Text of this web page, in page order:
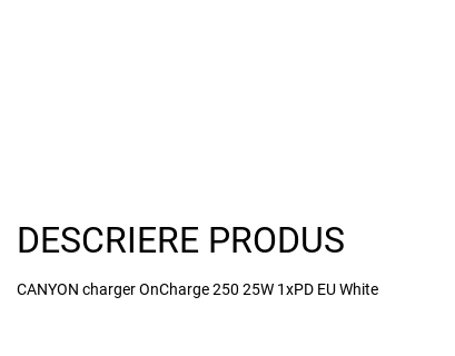
DESCRIERE PRODUS
CANYON charger OnCharge 250 25W 1xPD EU White